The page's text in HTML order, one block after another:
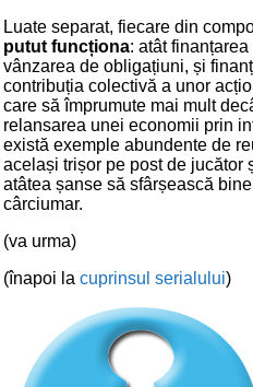
Luate separat, fiecare din
putut funcționa: atât
vânzarea de obligațiuni, și
contribuția colectivă a unor
care să împrumute mai mult
relansarea unei economii prin
există exemple abundente de
același trișor pe post de jucător
atâtea șanse să sfârșească
cârciumar.
(va urma)
(înapoi la cuprinsul serialului)